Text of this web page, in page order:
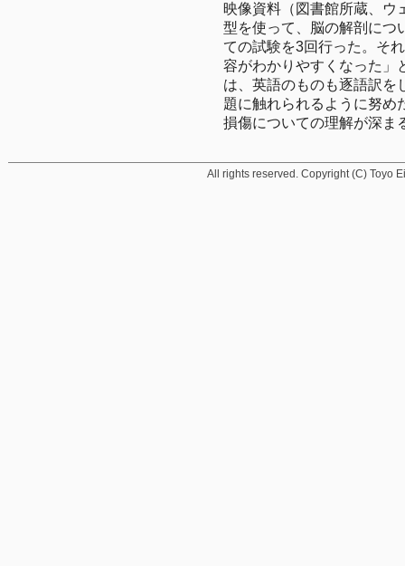
映像資料（図書館所蔵、ウ
型を使って、脳の解剖につ
ての試験を3回行った。そ
容がわかりやすくなった」
は、英語のものも逐語訳を
題に触れられるように努め
損傷についての理解が深ま